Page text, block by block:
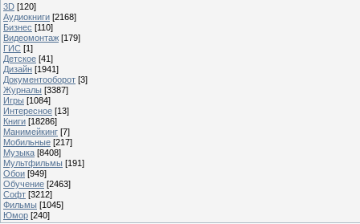
3D [120]
Аудиокниги [2168]
Бизнес [110]
Видеомонтаж [179]
ГИС [1]
Детское [41]
Дизайн [1941]
Документооборот [3]
Журналы [3387]
Игры [1084]
Интересное [13]
Книги [18286]
Манимейкинг [7]
Мобильные [217]
Музыка [8408]
Мультфильмы [191]
Обои [949]
Обучение [2463]
Софт [3212]
Фильмы [1045]
Юмор [240]